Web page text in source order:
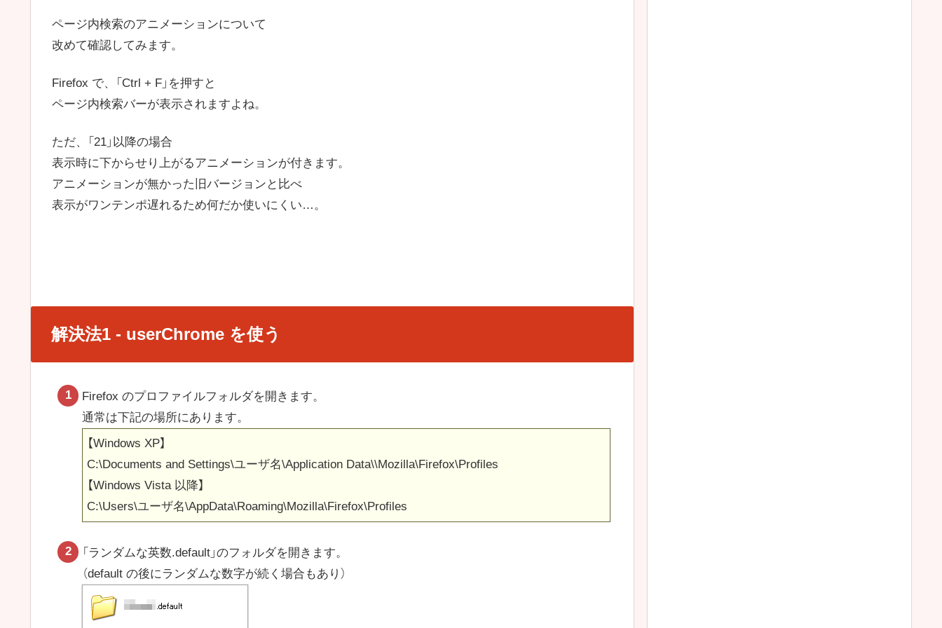
ページ内検索のアニメーションについて
改めて確認してみます。
Firefox で、「Ctrl + F」を押すと
ページ内検索バーが表示されますよね。
ただ、「21」以降の場合
表示時に下からせり上がるアニメーションが付きます。
アニメーションが無かった旧バージョンと比べ
表示がワンテンポ遅れるため何だか使いにくい…。
解決法1 - userChrome を使う
Firefox のプロファイルフォルダを開きます。
通常は下記の場所にあります。
【Windows XP】
C:\Documents and Settings\ユーザ名\Application Data\\Mozilla\Firefox\Profiles
【Windows Vista 以降】
C:\Users\ユーザ名\AppData\Roaming\Mozilla\Firefox\Profiles
「ランダムな英数.default」のフォルダを開きます。
（default の後にランダムな数字が続く場合もあり）